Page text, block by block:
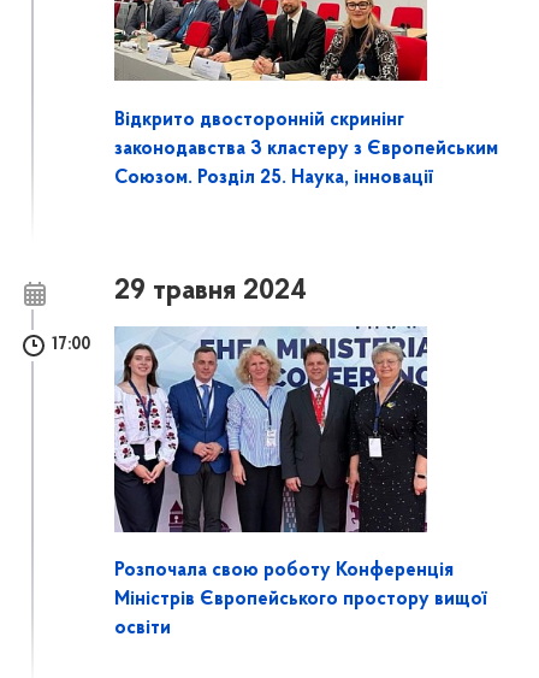
Відкрито двосторонній скринінг
законодавства 3 кластеру з Європейським
Союзом. Розділ 25. Наука, інновації
29 травня 2024
17:00
Розпочала свою роботу Конференція
Міністрів Європейського простору вищої
освіти